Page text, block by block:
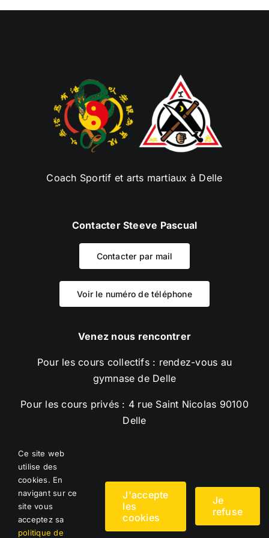
Coach Sportif et arts martiaux à Delle
Contacter Steeve Pascual
Contacter par mail
Voir le numéro de téléphone
Venez nous rencontrer
Pour les cours collectifs : rendez-vous au
gymnase de Delle
Pour les cours privés : 4 rue Saint Nicolas 90100
Delle
© Copyright 2026 |Mentions légales
RGPD
| Un siteEn bas de chez moi
Ce site web
utilise des
cookies. En
navigant sur ce
site vous
acceptez sa
politique de
J'accepte
les
cookies
Je
refuse